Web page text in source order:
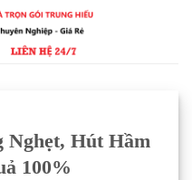
Nghẹt, Hút Hầm
100%